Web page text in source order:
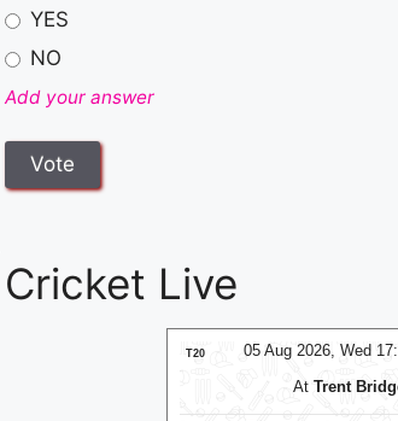
YES
NO
Add your answer
Cricket Live
05 Aug 2026, Wed
T20
At Trent